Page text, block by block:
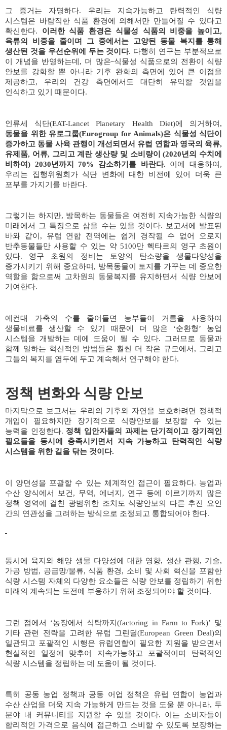
그 증거는 자명하다. 우리는 지속가능하고 탄력적인 식량
시스템은 바람직한 식품 환경에 의해서만 만들어질 수 있다고
확신한다. 이러한 식품 환경은 식물성 식품의 비중을 높이고,
육류의 비중을 줄이며 그 중에서는 고양된 동물 복지를 통해
생산된 것을 우선순위에 두는 것이다. 다행히 연구는 부분적으로
이 개념을 반영하는데, 더 많은 식물성 식품으로의 전환이 식량
안보를 강화할 뿐 아니라 기후 완화의 측면에 있어 큰 이점을
제공하고, 우리의 건강 측면에서도 대단히 유익할 것임을
인식하고 있기 때문이다.
인류세 식단(EAT-Lancet Planetary Health Diet)에 의거하여,
동물을 위한 유로그룹(Eurogroup for Animals)은 식물성 식단이
증가하고 동물 사육 관행이 개선되면서 유럽 연합과 영국의 육류,
유제품, 어류, 그리고 계란 생산량 및 소비량이(2020년의 수치에
비하여) 2030년까지70% 감소하기를 바란다. 이에 대응하여,
우리는 집행위원회가 식단 변화에 대한 비전에 있어 더욱 큰
포부를 가지기를 바란다.
그렇기는 하지만, 방목하는 동물들은 여전히 지속가능한 식량의
미래에서 그 특징으로 삼을 수는 있을 것이다. 보고서에 발표된
바와 같이 , 유럽 연합 전역에는 쉽게 경작될 수 없어 오로지
반추동물들만 사용할 수 있는 약 5100만 헥타르의 영구 초원이
있다. 영구 초원의 정비는 토양의 탄소량을 생물다양성을
증가시키기 위해 중요하며 , 방목동물이 토지를 가꾸는 데 중요한
역할을 함으로써 고차원의 동물복지를 유지하면서 식량 안보에
기여한다.
예컨대 가축의 수를 줄어들면 농부들이 거름을 사용하여
생물비료를 생산할 수 있기 때문에 더 많은 ‘순환형’ 농업
시스템을 개발하는 데에 도움이 될 수 있다.
그러므로 동물과
함께 일하는 혁신적인 방법들은 훨씬 더 작은 규모에서, 그리고
그들의 복지를 염두에 두고 계속해서 연구해야 한다.
정책 변화와 식량 안보
마지막으로 보고서는 우리의 기후와 자연을 보호하려면 정책적
개입이 필요하지만 장기적으로 식량안보를 보장할 수 있는
능력을 인정한다. 정책 입안자들의 과제는 단기적이고 장기적인
필요들을 동시에 충족시키면서 지속 가능하고 탄력적인 식량
시스템을 위한 길을 닦는 것이다.
이 양면성을 포괄할 수 있는 체계적인 접근이 필요하다. 농업과
수산 양식에서 보건, 무역, 에너지, 연구 등에 이르기까지 많은
정책 영역에 걸친 광범위한 조치도 식량안보의 다른 추진 요인
간의 연관성을 고려하는 방식으로 조정되고 통합되어야 한다.
동시에 육지와 해양 생물 다양성에 대한 영향, 생산 관행, 기술,
가공 방법, 공급망/물류, 식품 환경, 소비 및 사회 혁신을 포함한
식량 시스템 자체의 다양한 요소들은 식량 안보를 정립하기 위한
미래의 계속되는 도전에 부응하기 위해 조정되어야 할 것이다.
그런 점에서 ‘농장에서 식탁까지(factoring in Farm to Fork)’ 및
기타 관련 전략을 고려한 유럽 그린딜(European Green Deal)의
일관되고 포괄적인 시행은 유럽연합이 필요한 지원을 받으면서
현실적인 일정에 맞추어 지속가능하고 포괄적이며 탄력적인
식량 시스템을 정립하는 데 도움이 될 것이다.
특히 공동 농업 정책과 공동 어업 정책은 유럽 연합이 농업과
수산 산업을 더욱 지속 가능하게 만드는 것을 도울 뿐 아니라, 두
분야 내 커뮤니티를 지원할 수 있을 것이다. 이는 소비자들이
합리적인 가격으로 음식에 접근하고 소비할 수 있도록 보장하는